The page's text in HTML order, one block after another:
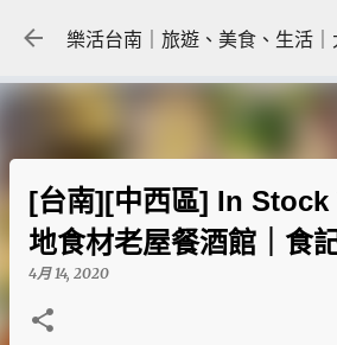
跳到主要內容
[台南][中西區] In Stock
地食材老屋餐酒館｜食
4月 14, 2020